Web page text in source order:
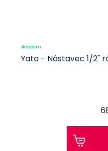
skladem
Yato - Nástavec 1/2"